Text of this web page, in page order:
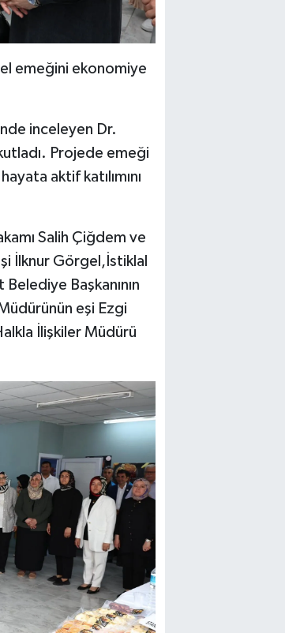
el emeğini ekonomiye
inceleyen Dr.
Projede emeği
aktif katılımını
Salih Çiğdem ve
İlknur Görgel,İstiklal
Başkanının
eşi Ezgi
İlişkiler Müdürü